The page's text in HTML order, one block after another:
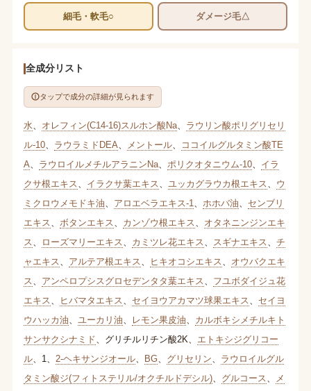
細毛・軟毛○ ダメージ毛△
全成分リスト
タップで成分の詳細が見られます
水 オレフィン(C14-16)スルホン酸Na、 ラウリン酸ポリグリセリ
ル-10、 ラウラミドDEA メントール、
ココイルグルタミン酸TE
A
ラウロイルメチルアラニンNa、 ポリクオタニウム-10、 イラ
クサ根エキス
イラクサ葉エキス ユッカグラウカ根エキス
ウ
ミクロウメモドキ油
アロエベラエキス-1 ホホバ油
センブリ
エキス
ボタンエキス カンゾウ根エキス
オタネニンジンエキ
ス
ローズマリーエキス カミツレ花エキス スギナエキス
チ
ャエキス
アルテア根エキス ヒキオコシエキス
オウバクエキ
ス
アンペロプシスグロセデンタタ葉エキス
フユボダイジュ花
エキス
ヒバマタエキス セイヨウアカマツ球果エキス
セイヨ
ウハッカ油
ユーカリ油 レモン果皮油
カルボキシメチルキト
サンサクシナミド
グリチルリチン酸2K
エトキシジグリコー
ル、 1 2-ヘキサンジオール、 BG、 グリセリン
ラウロイルグル
タミン酸ジ(フィトステリル/オクチルドデシル)、 グルコース
メ